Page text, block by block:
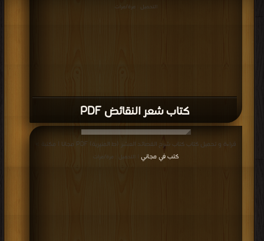
كتاب شعر النقائض PDF
التحميل : مرة/مرات
قراءة و تحميل كتاب كتاب شرح القصائد العشر (ط المنيرية) PDF مجانا | مكتبة >
كتب في مجاني | التحميل : مرة/مرات